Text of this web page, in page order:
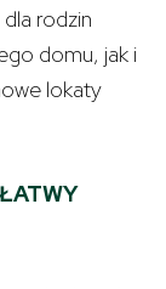
rodzin
domu, jak i
lokaty